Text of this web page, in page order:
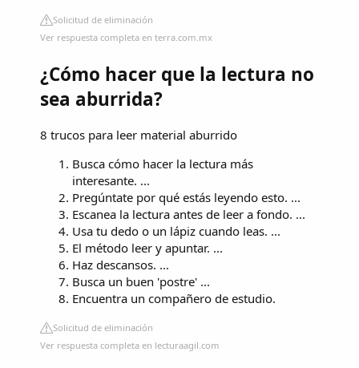
Solicitud de eliminación
Ver respuesta completa en terra.com.mx
¿Cómo hacer que la lectura no
sea aburrida?
8 trucos para leer material aburrido
Busca cómo hacer la lectura más
interesante. ...
Pregúntate por qué estás leyendo esto. ...
Escanea la lectura antes de leer a fondo. ...
Usa tu dedo o un lápiz cuando leas. ...
El método leer y apuntar. ...
Haz descansos. ...
Busca un buen 'postre' ...
Encuentra un compañero de estudio.
Solicitud de eliminación
Ver respuesta completa en lecturaagil.com